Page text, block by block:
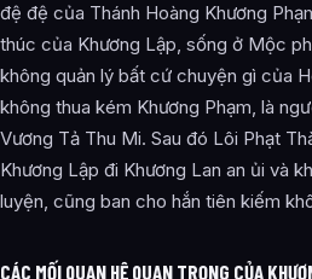
đệ đệ của Thánh Hoàng Khương
thúc của Khương Lập, sống ở Mộc
không quản lý bất cứ chuyện gì của
không thua kém Khương Phạm, là
Vương Tả Thu Mi. Sau đó Lôi Phạt
Khương Lập đi Khương Lan an ủi và
luyện, cũng ban cho hắn tiên kiếm
CÁC MỐI QUAN HỆ QUAN TRỌNG CỦA